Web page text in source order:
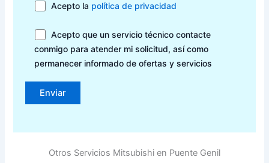
Acepto la política de privacidad
Acepto que un servicio técnico contacte
conmigo para atender mi solicitud, así como
permanecer informado de ofertas y servicios
Otros Servicios Mitsubishi en Puente Genil